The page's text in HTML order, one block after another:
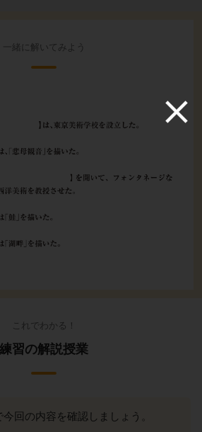
一緒に解いてみよう
これでわかる！
練習の解説授業
回の内容を確認しましょう。